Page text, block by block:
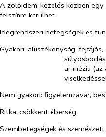
A zolpidem-kezelés közben
felszínre kerülhet.
Idegrendszeri betegségek és
Gyakori: aluszékonyság,
amnézia (az
Nem gyakori: figyelemzavar,
Ritka: csökkent éberség
Szembetegségek és